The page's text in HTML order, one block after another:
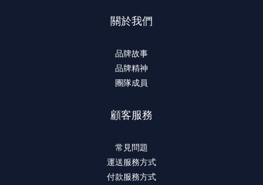
關於我們
品牌故事
品牌精神
團隊成員
顧客服務
常見問題
運送服務方式
付款服務方式